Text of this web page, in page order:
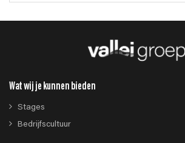
Wat wij je kunnen bieden
Stages
Bedrijfscultuur